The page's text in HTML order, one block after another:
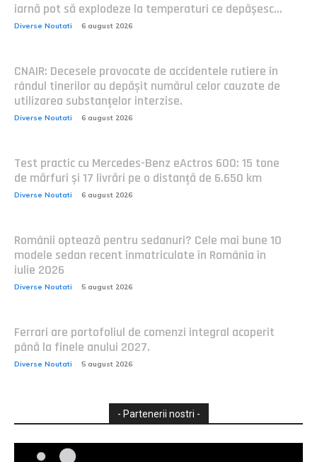
iarnă pot să explodeze la temperaturi ce depășesc...
Diverse Noutati 6 august 2026
CNAIR: Decesele provocate de accidentele rutiere în
rândul tinerilor au depășit numărul celor cauzate de
utilizarea substanțelor interzise.
Diverse Noutati 6 august 2026
Test practic cu Mercedes-Benz eActros 600: 15 tone
de mărfuri și 17 livrări pe o distanță de 6.650 km
Diverse Noutati 6 august 2026
Românii optează pentru sedanuri? Cele mai bune 10
modele sedan recent înmatriculate în România în
iulie 2026
Diverse Noutati 5 august 2026
Ferrari are portofoliul de comenzi integral acoperit
până la finele anului 2027.
Diverse Noutati 5 august 2026
- Partenerii nostri -